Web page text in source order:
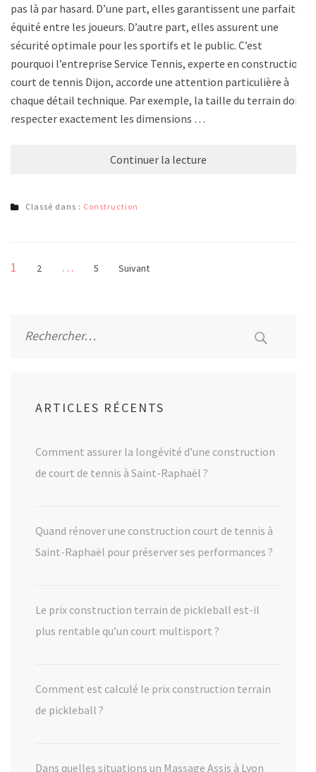
pas là par hasard. D’une part, elles garantissent une parfaite
équité entre les joueurs. D’autre part, elles assurent une
sécurité optimale pour les sportifs et le public. C’est
pourquoi l’entreprise Service Tennis, experte en construction
court de tennis Dijon, accorde une attention particulière à
chaque détail technique. Par exemple, la taille du terrain doit
respecter exactement les dimensions …
Continuer la lecture
Classé dans : Construction
Pagination
Page
1 Page
2 … Page
5 Suivant
ARTICLES RÉCENTS
Comment assurer la longévité d’une construction
de court de tennis à Saint-Raphaël ?
Quand rénover une construction court de tennis à
Saint-Raphaël pour préserver ses performances ?
Le prix construction terrain de pickleball est-il
plus rentable qu’un court multisport ?
Comment est calculé le prix construction terrain
de pickleball ?
Dans quelles situations un Massage Assis à Lyon